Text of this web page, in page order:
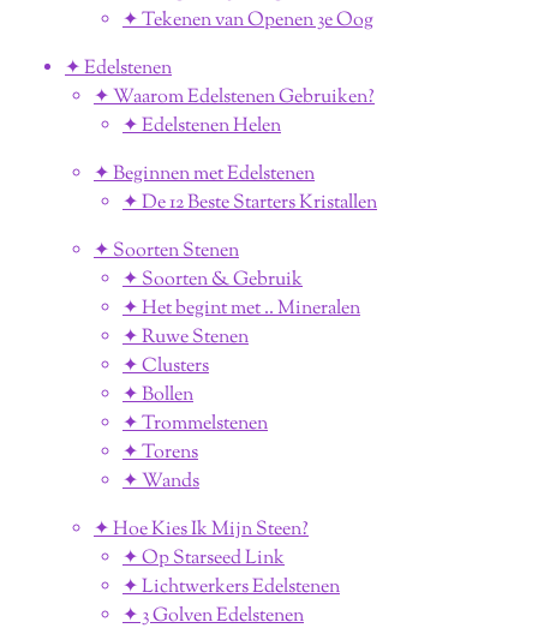
✦ Tekenen van Openen 3e Oog
✦ Edelstenen
✦ Waarom Edelstenen Gebruiken?
✦ Edelstenen Helen
✦ Beginnen met Edelstenen
✦ De 12 Beste Starters Kristallen
✦ Soorten Stenen
✦ Soorten & Gebruik
✦ Het begint met .. Mineralen
✦ Ruwe Stenen
✦ Clusters
✦ Bollen
✦ Trommelstenen
✦ Torens
✦ Wands
✦ Hoe Kies Ik Mijn Steen?
✦ Op Starseed Link
✦ Lichtwerkers Edelstenen
✦ 3 Golven Edelstenen